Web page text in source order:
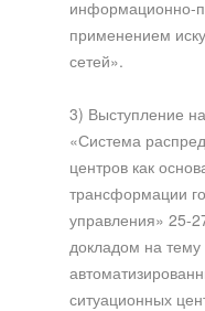
информационно-
применением
сетей».
3) Выступление
«Система
центров как
трансформации
управления» 25-
докладом на
ситуационных